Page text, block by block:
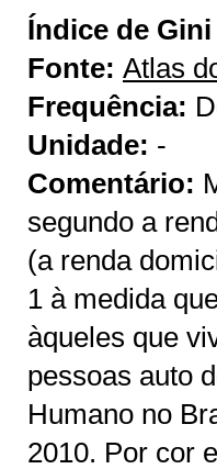
Índice de
Fonte: Atlas
Frequência:
Unidade: -
Comentário:
segundo a
(a renda
1 à medida
àqueles que
pessoas auto
Humano no
2010. Por cor